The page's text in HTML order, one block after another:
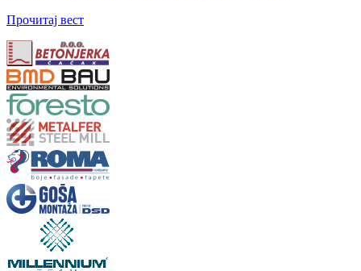
Прочитај вест